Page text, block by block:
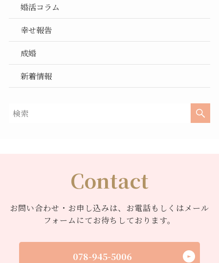
婚活コラム
幸せ報告
成婚
新着情報
Contact
お問い合わせ・お申し込みは、お電話もしくはメール
フォームにてお待ちしております。
078-945-5006